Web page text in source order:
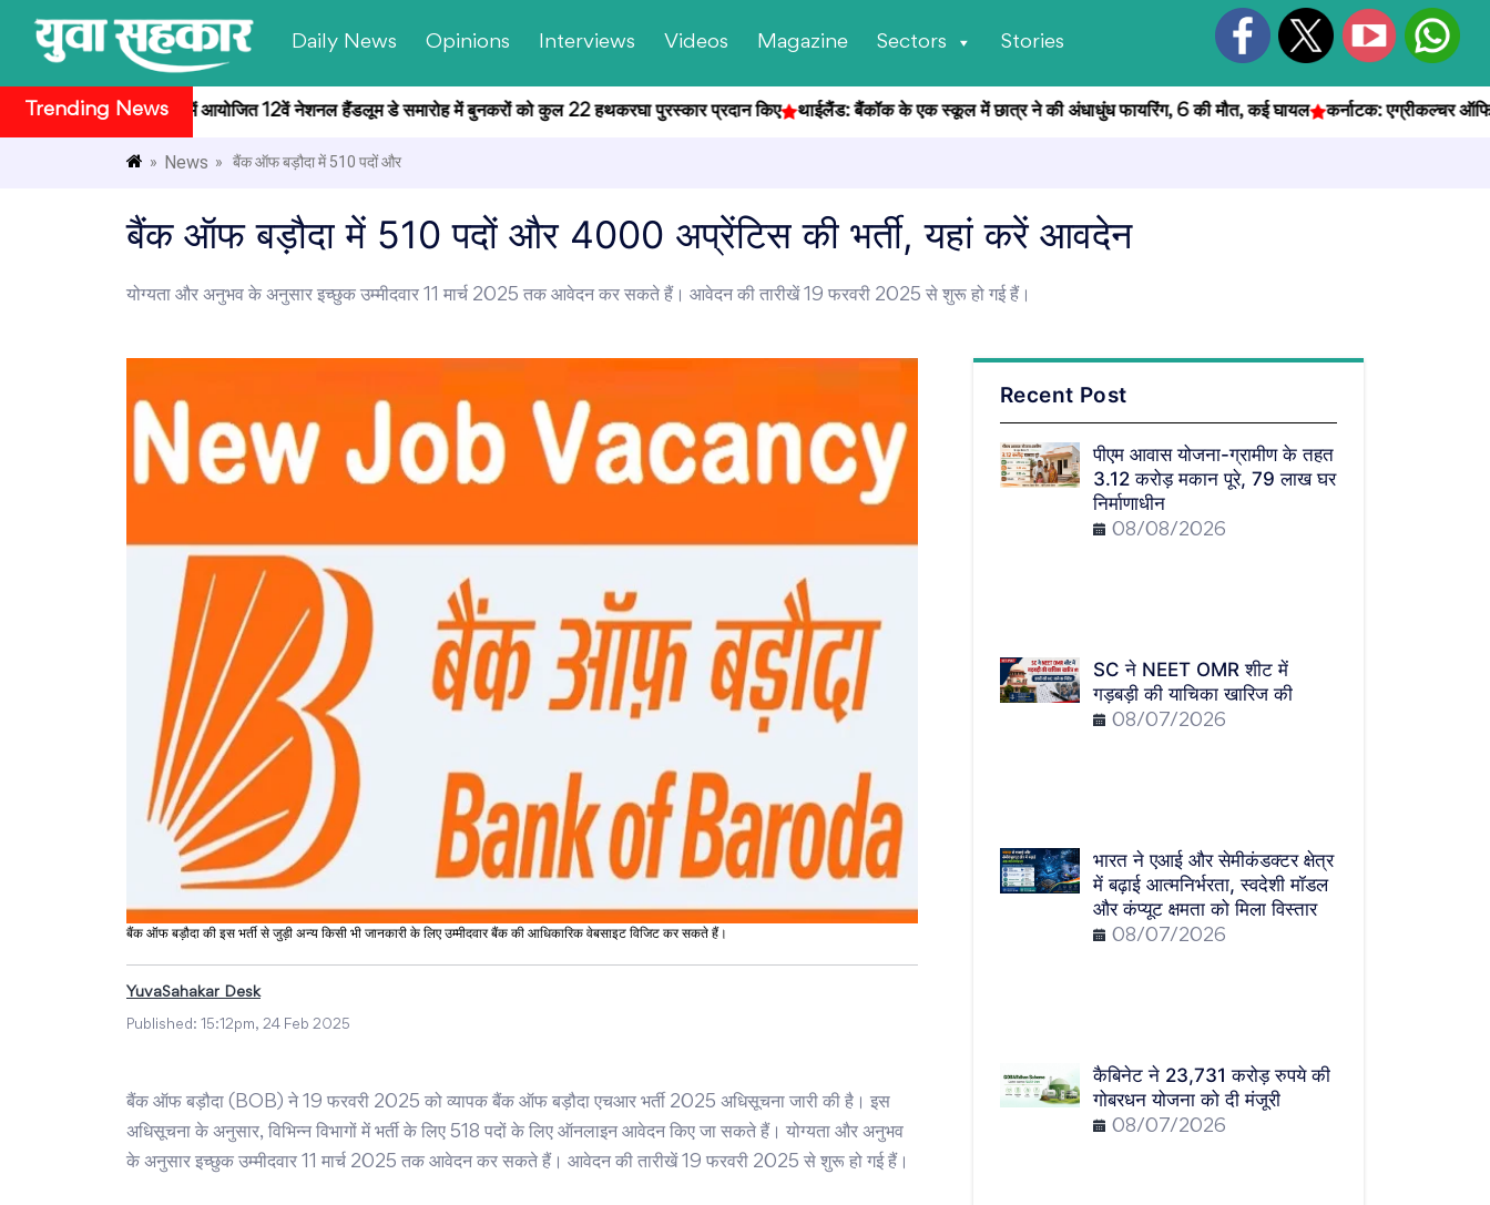
Daily News Opinions Interviews Videos Magazine Sectors Stories
Trending News
भवन सांस्कृतिक केंद्र में आयोजित 12वें नेशनल हैंडलूम डे समारोह में बुनकरों को कुल 22 हथकरघा पुरस्कार प्रदान किए थाईलैंड: बैंकॉक के एक स्कूल में छात्र ने की अंधाधुंध फायरिंग, 6 की मौत, कई घायल कर्नाटक: एग्रीकल्चर ऑफिसर
» News » बैंक ऑफ बड़ौदा में 510 पदों और
बैंक ऑफ बड़ौदा में 510 पदों और 4000 अप्रेंटिस की भर्ती, यहां करें आवदेन
योग्यता और अनुभव के अनुसार इच्छुक उम्मीदवार 11 मार्च 2025 तक आवेदन कर सकते हैं। आवेदन की तारीखें 19 फरवरी 2025 से शुरू हो गई हैं।
बैंक ऑफ बड़ौदा की इस भर्ती से जुड़ी अन्य किसी भी जानकारी के लिए उम्मीदवार बैंक की आधिकारिक वेबसाइट विजिट कर सकते हैं।
YuvaSahakar Desk
Published: 15:12pm, 24 Feb 2025
बैंक ऑफ बड़ौदा (BOB) ने 19 फरवरी 2025 को व्यापक बैंक ऑफ बड़ौदा एचआर भर्ती 2025 अधिसूचना जारी की है। इस
अधिसूचना के अनुसार, विभिन्न विभागों में भर्ती के लिए 518 पदों के लिए ऑनलाइन आवेदन किए जा सकते हैं। योग्यता और अनुभव
के अनुसार इच्छुक उम्मीदवार 11 मार्च 2025 तक आवेदन कर सकते हैं। आवेदन की तारीखें 19 फरवरी 2025 से शुरू हो गई हैं।
Recent Post
पीएम आवास योजना-ग्रामीण के तहत
3.12 करोड़ मकान पूरे, 79 लाख घर
निर्माणाधीन
08/08/2026
SC ने NEET OMR शीट में
गड़बड़ी की याचिका खारिज की
08/07/2026
भारत ने एआई और सेमीकंडक्टर क्षेत्र
में बढ़ाई आत्मनिर्भरता, स्वदेशी मॉडल
और कंप्यूट क्षमता को मिला विस्तार
08/07/2026
कैबिनेट ने 23,731 करोड़ रुपये की
गोबरधन योजना को दी मंजूरी
08/07/2026